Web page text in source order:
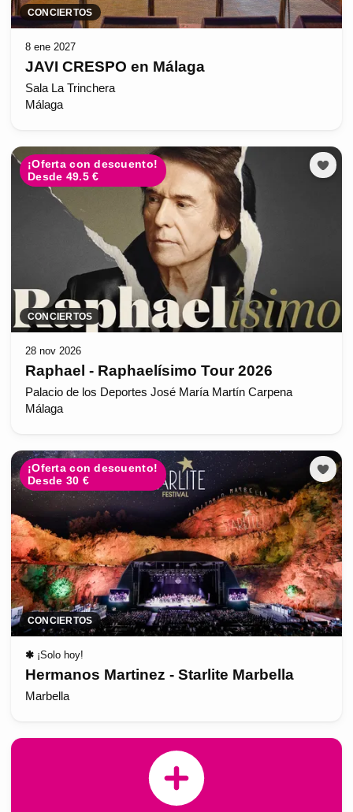
CONCIERTOS
8 ene 2027
JAVI CRESPO en Málaga
Sala La Trinchera
Málaga
¡Oferta con descuento!
Desde 49.5 €
CONCIERTOS
28 nov 2026
Raphael - Raphaelísimo Tour 2026
Palacio de los Deportes José María Martín Carpena
Málaga
¡Oferta con descuento!
Desde 30 €
CONCIERTOS
✱ ¡Solo hoy!
Hermanos Martinez - Starlite Marbella
Marbella